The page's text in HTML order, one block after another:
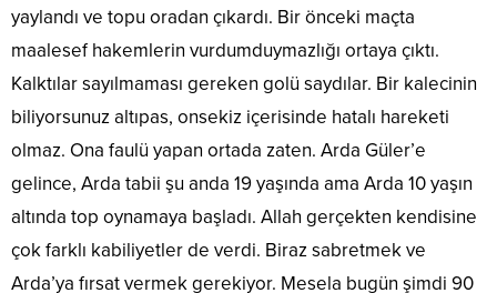
yaylandı ve topu oradan çıkardı. Bir önceki maçta
maalesef hakemlerin vurdumduymazlığı ortaya çıktı.
Kalktılar sayılmaması gereken golü saydılar. Bir kalecinin
biliyorsunuz altıpas, onsekiz içerisinde hatalı hareketi
olmaz. Ona faulü yapan ortada zaten. Arda Güler’e
gelince, Arda tabii şu anda 19 yaşında ama Arda 10 yaşın
altında top oynamaya başladı. Allah gerçekten kendisine
çok farklı kabiliyetler de verdi. Biraz sabretmek ve
Arda’ya fırsat vermek gerekiyor. Mesela bugün şimdi 90